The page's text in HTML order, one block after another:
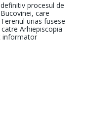
procesul de
care
urias fusese
Arhiepiscopia
informator